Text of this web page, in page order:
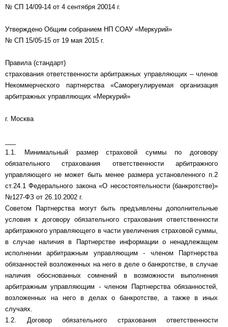
№ СП 14/09-14 от 4 сентября 20014 г.
Утверждено Общим собранием НП СОАУ «Меркурий»
№ СП 15/05-15 от 19 мая 2015 г.
Правила (стандарт)
страхования ответственности арбитражных управляющих – членов
Некоммерческого партнерства «Саморегулируемая организация
арбитражных управляющих «Меркурий»
г. Москва
1.1. Минимальный размер страховой суммы по договору
обязательного страхования ответственности арбитражного
управляющего не может быть менее размера установленного п.2
ст.24.1 Федерального закона «О несостоятельности (банкротстве)»
№127-ФЗ от 26.10.2002 г.
Советом Партнерства могут быть предъявлены дополнительные
условия к договору обязательного страхования ответственности
арбитражного управляющего в части увеличения страховой суммы,
в случае наличия в Партнерстве информации о ненадлежащем
исполнении арбитражным управляющим - членом Партнерства
обязанностей возложенных на него в деле о банкротстве, в случае
наличия обоснованных сомнений в возможности выполнения
арбитражным управляющим - членом Партнерства обязанностей,
возложенных на него в делах о банкротстве, а также в иных
случаях.
1.2. Договор обязательного страхования ответственности